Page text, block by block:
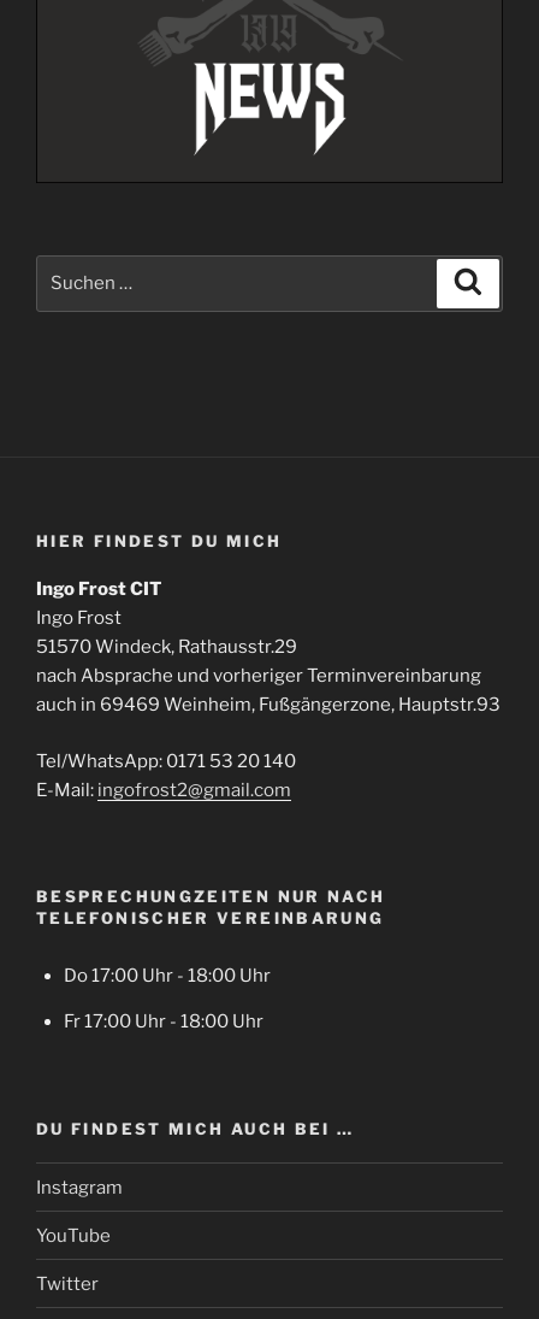
HIER FINDEST DU MICH
Ingo Frost CIT
Ingo Frost
51570 Windeck, Rathausstr.29
nach Absprache und vorheriger Terminvereinbarung
auch in 69469 Weinheim, Fußgängerzone, Hauptstr.93
Tel/WhatsApp: 0171 53 20 140
E-Mail: ingofrost2@gmail.com
BESPRECHUNGZEITEN NUR NACH
TELEFONISCHER VEREINBARUNG
Do 17:00 Uhr - 18:00 Uhr
Fr 17:00 Uhr - 18:00 Uhr
DU FINDEST MICH AUCH BEI …
Instagram
YouTube
Twitter